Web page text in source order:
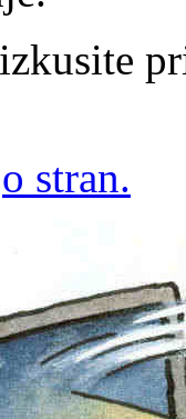
stran.